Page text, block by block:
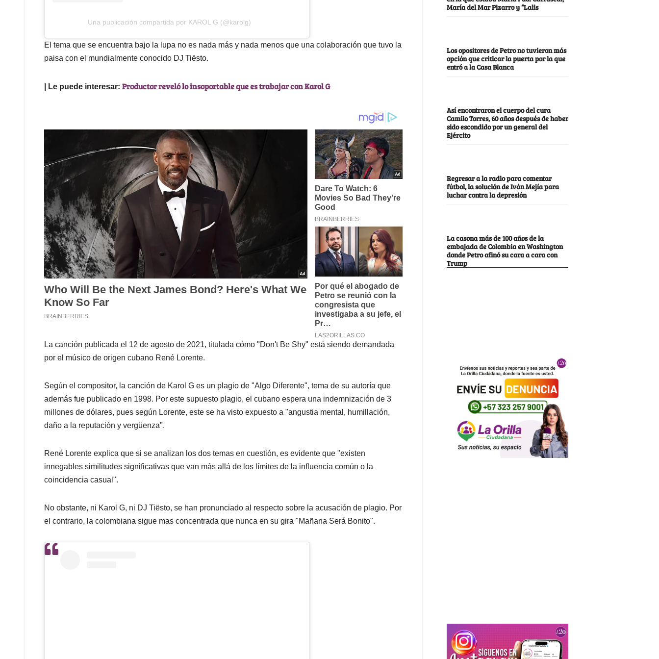
Una publicación compartida por KAROL G (@karolg)
El tema que se encuentra bajo la lupa no es nada más y nada menos que una colaboración que tuvo la
paisa con el mundialmente conocido DJ Tiësto.
| Le puede interesar: Productor reveló lo insoportable que es trabajar con Karol G
La canción publicada el 12 de agosto de 2021, titulada cómo "Don't Be Shy" está siendo demandada
por el músico de origen cubano René Lorente.
Según el compositor, la canción de Karol G es un plagio de "Algo Diferente", tema de su autoría que
además fue publicado en 1998. Por este supuesto plagio, el cubano espera una indemnización de 3
millones de dólares, pues según Lorente, este se ha visto expuesto a "angustia mental, humillación,
daño a la reputación y vergüenza".
René Lorente explica que si se analizan los dos temas en cuestión, es evidente que "existen
innegables similitudes significativas que van más allá de los límites de la influencia común o la
coincidencia casual".
No obstante, ni Karol G, ni DJ Tiësto, se han pronunciado al respecto sobre la acusación de plagio. Por
el contrario, la colombiana sigue mas concentrada que nunca en su gira "Mañana Será Bonito".
María del Mar Pizarro y “Lalis
Los opositores de Petro no tuvieron más
opción que criticar la puerta por la que
entró a la Casa Blanca
Así encontraron el cuerpo del cura
Camilo Torres, 60 años después de haber
sido escondido por un general del
Ejército
Regresar a la radio para comentar
fútbol, la solución de Iván Mejía para
luchar contra la depresión
La casona más de 100 años de la
embajada de Colombia en Washington
donde Petro afinó su cara a cara con
Trump